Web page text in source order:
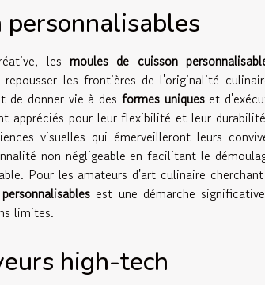
personnalisables
les moules de cuisson
les frontières de l'originalité
de donner vie à des formes uniqueset
appréciés pour leur flexibilité et leur
visuelles qui émerveilleront leurs
non négligeable en facilitant le
Pour les amateurs d'art culinaire
est une démarche
limites.
high-tech